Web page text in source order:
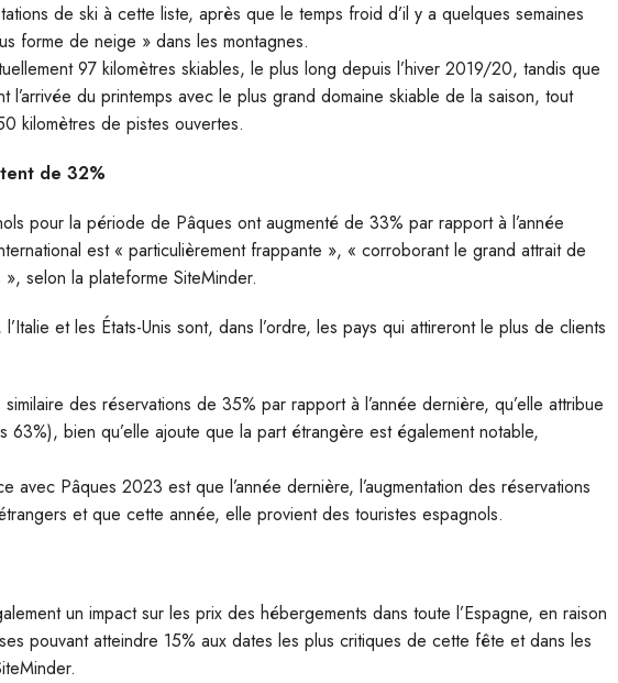
de ski à cette liste, après que le temps froid d’il y a quelques semaines
forme de neige » dans les montagnes.
97 kilomètres skiables, le plus long depuis l’hiver 2019/20, tandis que
du printemps avec le plus grand domaine skiable de la saison, tout
kilomètres de pistes ouvertes.
de 32%
pour la période de Pâques ont augmenté de 33% par rapport à l’année
est « particulièrement frappante », « corroborant le grand attrait de
selon la plateforme SiteMinder.
l’Italie et les États-Unis sont, dans l’ordre, les pays qui attireront le plus de clients
des réservations de 35% par rapport à l’année dernière, qu’elle attribue
63%), bien qu’elle ajoute que la part étrangère est également notable,
avec Pâques 2023 est que l’année dernière, l’augmentation des réservations
et que cette année, elle provient des touristes espagnols.
un impact sur les prix des hébergements dans toute l’Espagne, en raison
pouvant atteindre 15% aux dates les plus critiques de cette fête et dans les